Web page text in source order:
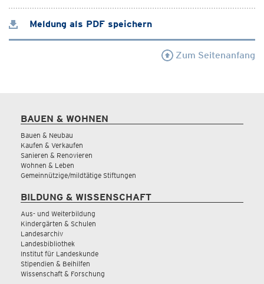
Meldung als PDF speichern
Zum Seitenanfang
BAUEN & WOHNEN
Bauen & Neubau
Kaufen & Verkaufen
Sanieren & Renovieren
Wohnen & Leben
Gemeinnützige/mildtätige Stiftungen
BILDUNG & WISSENSCHAFT
Aus- und Weiterbildung
Kindergärten & Schulen
Landesarchiv
Landesbibliothek
Institut für Landeskunde
Stipendien & Beihilfen
Wissenschaft & Forschung